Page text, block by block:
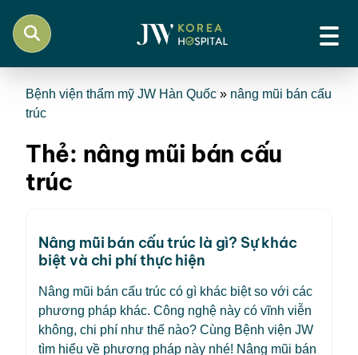
Bệnh viện thẩm mỹ JW Hàn Quốc » nâng mũi bán cấu
trúc
Thẻ: nâng mũi bán cấu
trúc
Nâng mũi bán cấu trúc là gì? Sự khác
biệt và chi phí thực hiện
Nâng mũi bán cấu trúc có gì khác biệt so với các
phương pháp khác. Công nghệ này có vĩnh viễn
không, chi phí như thế nào? Cùng Bệnh viện JW
tìm hiểu về phương pháp này nhé! Nâng mũi bán